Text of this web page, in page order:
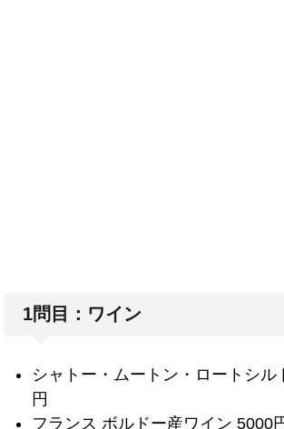
1問目：ワイン
シャトー・ムートン・ロートシル
円
フランス ボルドー産ワイン 5000